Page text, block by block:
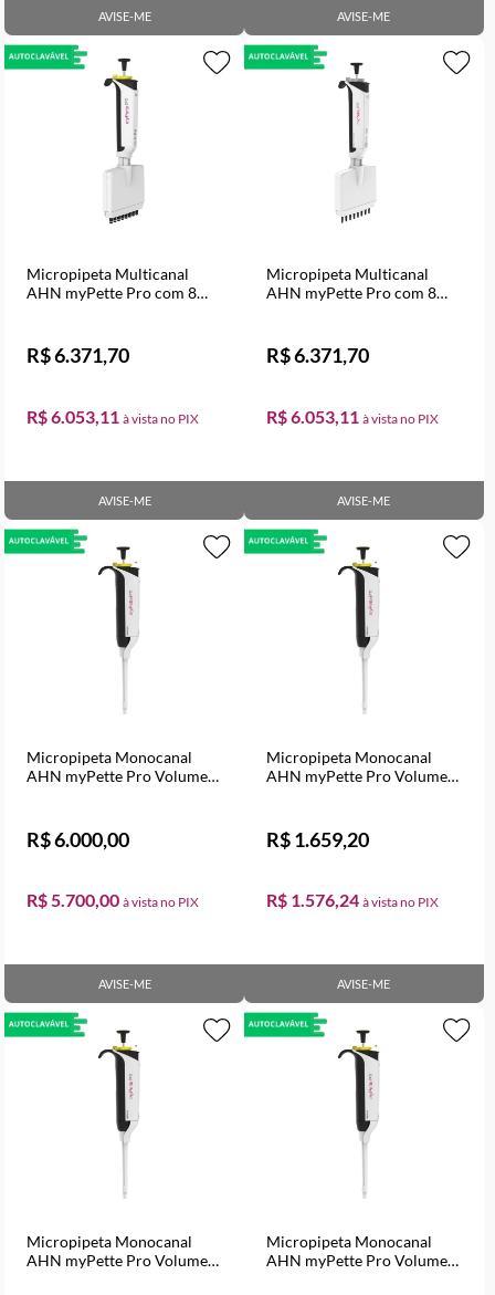
AVISE-ME AVISE-ME
Micropipeta Multicanal
AHN myPette Pro com 8
R$ 6.053,11
R$ 6.371,70
AVISE-ME
Micropipeta Multicanal
AHN myPette Pro com 8
R$ 6.053,11
R$ 6.371,70
AVISE-ME
Micropipeta Monocanal
AHN myPette Pro Volume
R$ 5.700,00
R$ 6.000,00
AVISE-ME
Micropipeta Monocanal
AHN myPette Pro Volume
R$ 1.576,24
R$ 1.659,20
AVISE-ME
Micropipeta Monocanal
AHN myPette Pro Volume
Micropipeta Monocanal
AHN myPette Pro Volume